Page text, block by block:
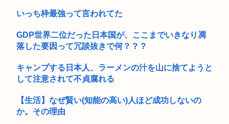
いっち枠最強って言われてた
GDP世界二位だった日本国が、ここまでいきなり凋
落した要因って冗談抜きで何？？？
キャンプする日本人、ラーメンの汁を山に捨てようと
して注意されて不貞腐れる
【生活】なぜ賢い(知能の高い)人ほど成功しないの
か。その理由